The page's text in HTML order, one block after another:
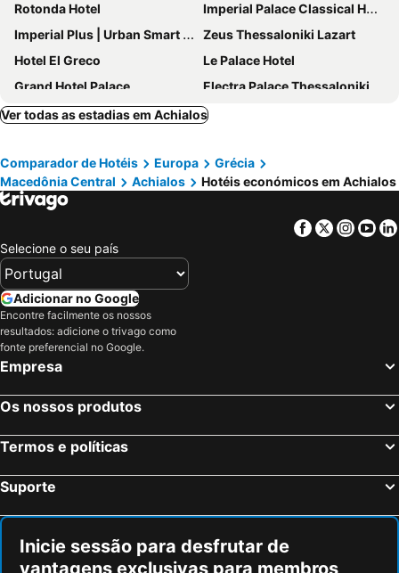
Rotonda Hotel
Imperial Palace Classical Hotel Thessaloniki
Imperial Plus | Urban Smart Hotel
Zeus Thessaloniki Lazart
Hotel El Greco
Le Palace Hotel
Grand Hotel Palace
Electra Palace Thessaloniki
Teight Hotel
Urban Elephant Suites
Domotel Olympia
Makedonia Palace
Vanoro Hotel
ABC Hotel
The Met Hotel
Argo
Capsis Bristol Boutique Hotel
Nea Metropolis
Superior One Boutique Hotel
Metropolitan Hotel
Hotel Luxembourg
Anatolia Hotel
Olympic
Egnatia Hotel
Porto Palace Hotel Thessaloniki
Thirtynine Urban Stay
Modern Revival Luxury Hotel
The Excelsior - Small Luxury Hotels of the World
RentRooms Thessaloniki
Perinthos Hotel
Ver todas as estadias em Achialos
Comparador de Hotéis Europa
Grécia
Macedônia Central
Achialos Hotéis económicos em Achialos
Facebook
Twitter
Selecione o seu país
Adicionar no Google
Encontre facilmente os nossos
resultados: adicione o trivago como
fonte preferencial no Google.
Empresa
Os nossos produtos
Termos e políticas
Suporte
Inicie sessão para desfrutar de
vantagens exclusivas para membros